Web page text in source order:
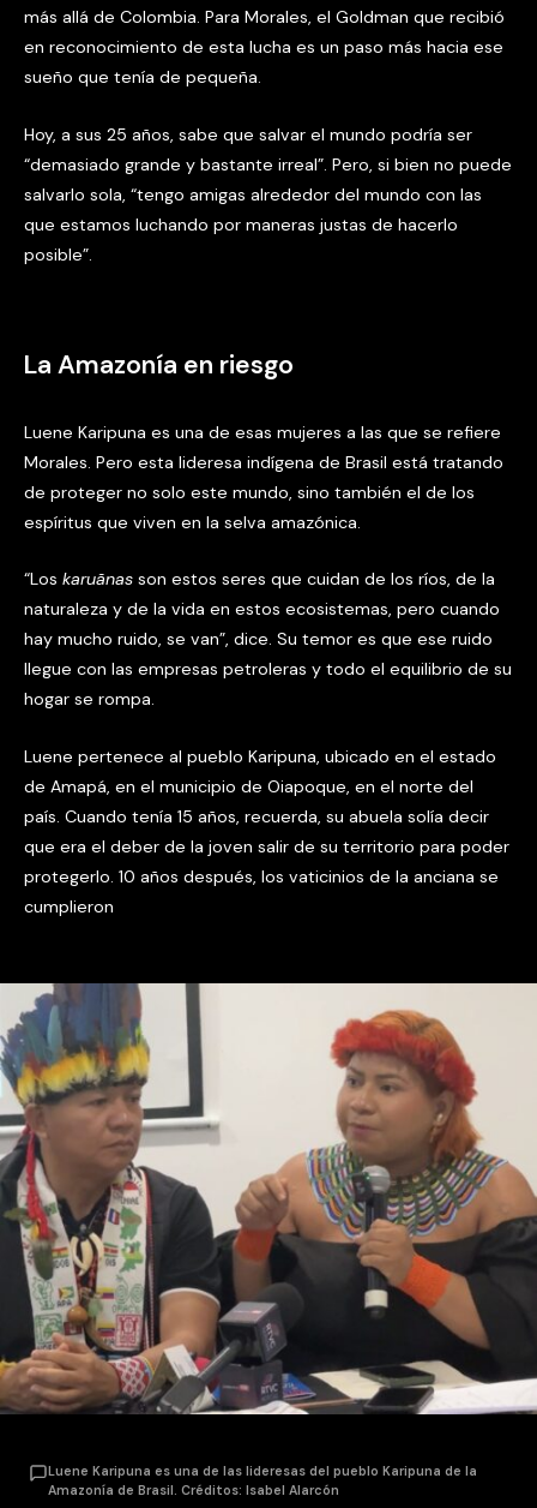
más allá de Colombia. Para Morales, el Goldman que recibió
en reconocimiento de esta lucha es un paso más hacia ese
sueño que tenía de pequeña.
Hoy, a sus 25 años, sabe que salvar el mundo podría ser
“demasiado grande y bastante irreal”. Pero, si bien no puede
salvarlo sola, “tengo amigas alrededor del mundo con las
que estamos luchando por maneras justas de hacerlo
posible”.
La Amazonía en riesgo
Luene Karipuna es una de esas mujeres a las que se refiere
Morales. Pero esta lideresa indígena de Brasil está tratando
de proteger no solo este mundo, sino también el de los
espíritus que viven en la selva amazónica.
“Los karuãnas son estos seres que cuidan de los ríos, de la
naturaleza y de la vida en estos ecosistemas, pero cuando
hay mucho ruido, se van”, dice. Su temor es que ese ruido
llegue con las empresas petroleras y todo el equilibrio de su
hogar se rompa.
Luene pertenece al pueblo Karipuna, ubicado en el estado
de Amapá, en el municipio de Oiapoque, en el norte del
país. Cuando tenía 15 años, recuerda, su abuela solía decir
que era el deber de la joven salir de su territorio para poder
protegerlo. 10 años después, los vaticinios de la anciana se
cumplieron
Luene Karipuna es una de las lideresas del pueblo Karipuna de la
Amazonía de Brasil. Créditos: Isabel Alarcón